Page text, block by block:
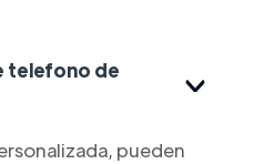
telefono de
pueden